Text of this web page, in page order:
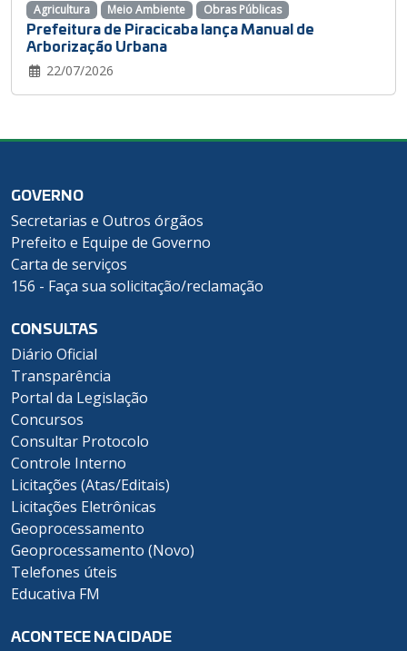
Prefeitura de Piracicaba lança Manual de
Arborização Urbana
22/07/2026
Agricultura Meio Ambiente Obras Públicas
GOVERNO
Secretarias e Outros órgãos
Prefeito e Equipe de Governo
Carta de serviços
156 - Faça sua solicitação/reclamação
CONSULTAS
Diário Oficial
Transparência
Portal da Legislação
Concursos
Consultar Protocolo
Controle Interno
Licitações (Atas/Editais)
Licitações Eletrônicas
Geoprocessamento
Geoprocessamento (Novo)
Telefones úteis
Educativa FM
ACONTECE NA CIDADE